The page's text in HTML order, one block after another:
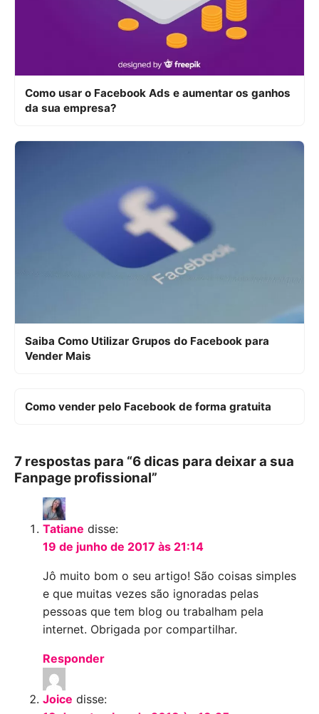
Como usar o Facebook Ads e aumentar os ganhos
da sua empresa?
Saiba Como Utilizar Grupos do Facebook para
Vender Mais
Como vender pelo Facebook de forma gratuita
7 respostas para “6 dicas para deixar a sua
Fanpage profissional”
Tatiane disse:
19 de junho de 2017 às 21:14
Jô muito bom o seu artigo! São coisas simples
e que muitas vezes são ignoradas pelas
pessoas que tem blog ou trabalham pela
internet. Obrigada por compartilhar.
Responder
Joice disse: